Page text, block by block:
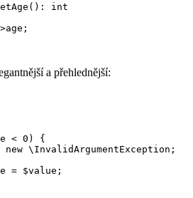
int
a přehlednější:
< 0) {
new \InvalidArgumentException;
= $value;